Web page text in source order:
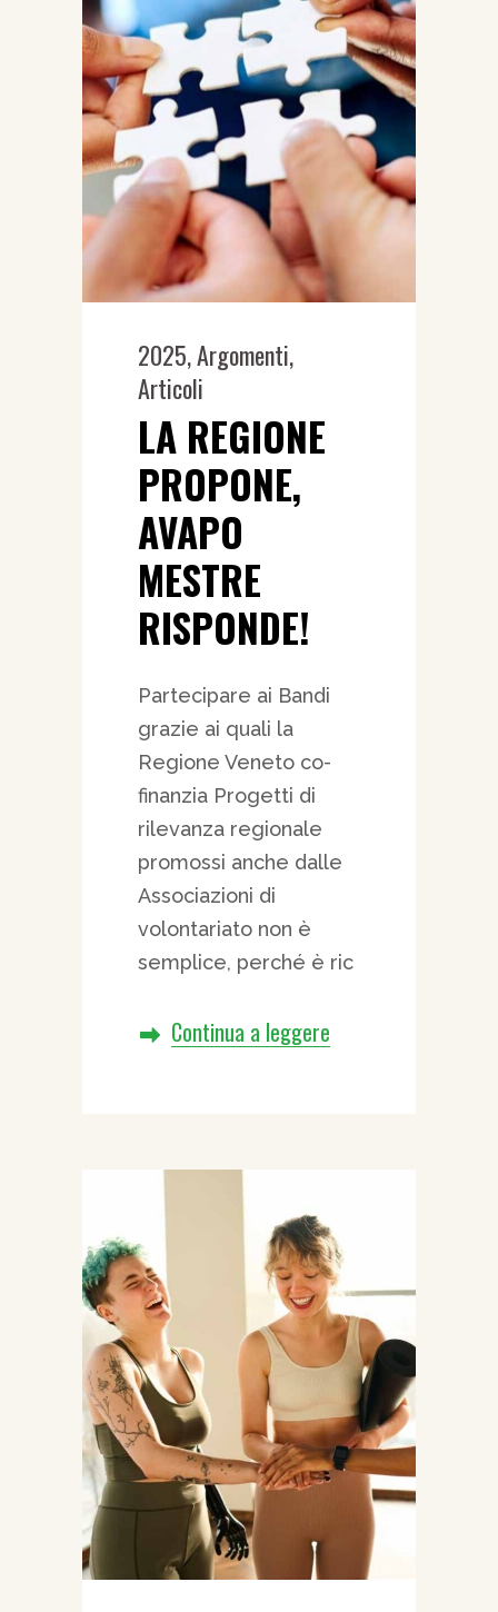
2025,Argomenti,
Articoli
LA REGIONE
PROPONE,
AVAPO
MESTRE
RISPONDE!
Partecipare ai Bandi
grazie ai quali la
Regione Veneto co-
finanzia Progetti di
rilevanza regionale
promossi anche dalle
Associazioni di
volontariato non è
semplice, perché è ric
Continua a leggere